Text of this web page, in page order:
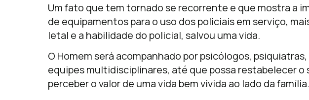
Um fato que tem tornado se recorrente e que mostra a
de equipamentos para o uso dos policiais em serviço,
letal e a habilidade do policial, salvou uma vida.
O Homem será acompanhado por psicólogos,
equipes multidisciplinares, até que possa restabelecer o
perceber o valor de uma vida bem vivida ao lado da família.